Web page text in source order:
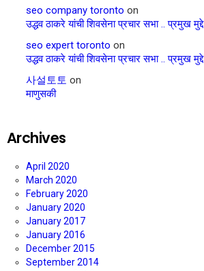
seo company toronto on
उद्धव ठाकरे यांची शिवसेना प्रचार सभा .. प्रमुख मुद्दे
seo expert toronto on
उद्धव ठाकरे यांची शिवसेना प्रचार सभा .. प्रमुख मुद्दे
사설토토 on
माणुसकी
Archives
April 2020
March 2020
February 2020
January 2020
January 2017
January 2016
December 2015
September 2014